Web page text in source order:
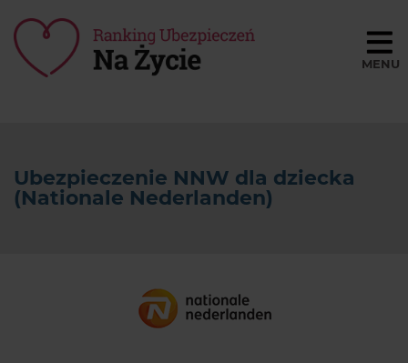
SŁOWNIK
KONTAKT
Ubezpieczenie NNW dla dziecka
(Nationale Nederlanden)